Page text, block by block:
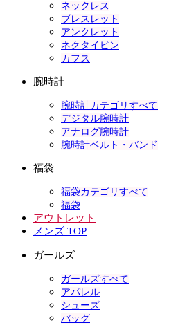
ネックレス
ブレスレット
アンクレット
ネクタイピン
カフス
腕時計
腕時計カテゴリすべて
デジタル腕時計
アナログ腕時計
腕時計ベルト・バンド
福袋
福袋カテゴリすべて
福袋
アウトレット
メンズ TOP
ガールズ
ガールズすべて
アパレル
シューズ
バッグ